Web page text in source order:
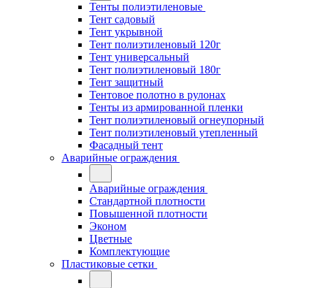
Тенты полиэтиленовые
Тент садовый
Тент укрывной
Тент полиэтиленовый 120г
Тент универсальный
Тент полиэтиленовый 180г
Тент защитный
Тентовое полотно в рулонах
Тенты из армированной пленки
Тент полиэтиленовый огнеупорный
Тент полиэтиленовый утепленный
Фасадный тент
Аварийные ограждения
Аварийные ограждения
Стандартной плотности
Повышенной плотности
Эконом
Цветные
Комплектующие
Пластиковые сетки